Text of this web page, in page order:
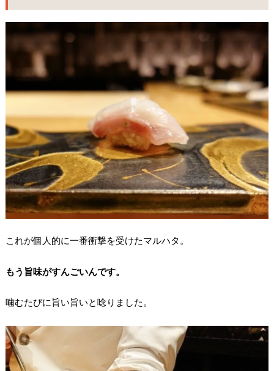
これが個人的に一番衝撃を受けたマルハタ。
もう旨味がすんごいんです。
噛むたびに旨い旨いと唸りました。